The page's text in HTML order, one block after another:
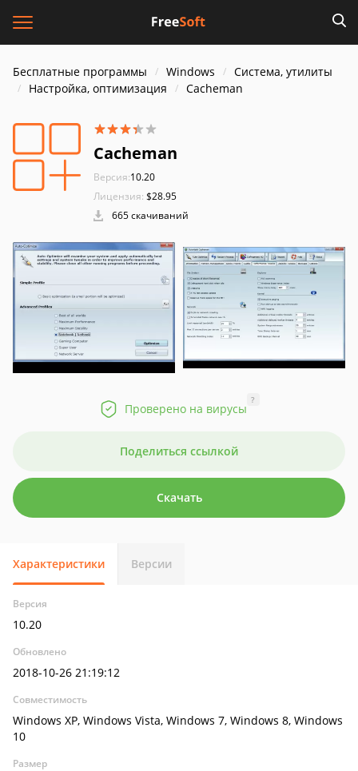
Бесплатные программы Windows
Система, утилиты
Настройка, оптимизация
Cacheman
Cacheman
Версия:10.20
Лицензия: $28.95
665 скачиваний
Проверено на вирусы
?
Поделиться ссылкой
Скачать
Характеристики Версии
Версия
10.20
Обновлено
2018-10-26 21:19:12
Совместимость
Windows XP, Windows Vista, Windows 7, Windows 8, Windows
10
Размер